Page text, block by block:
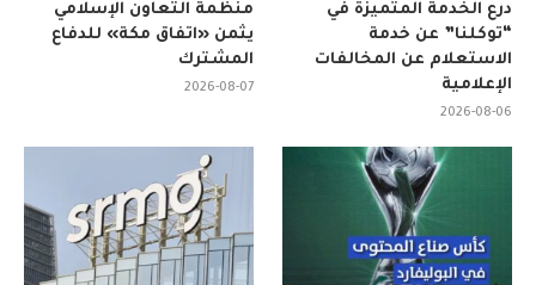
منظمة التعاون الإسلامي
يثمن «اتفاق مكة» للدفاع
المشترك
2026-08-07
درع الخدمة المتميزة في
“توكلنا” عن خدمة
الاستعلام عن المخالفات
الإعلامية
2026-08-06